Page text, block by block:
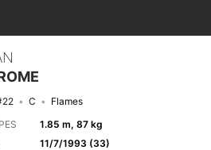
C
Flames
1.85 m, 87 kg
11/7/1993 (33)